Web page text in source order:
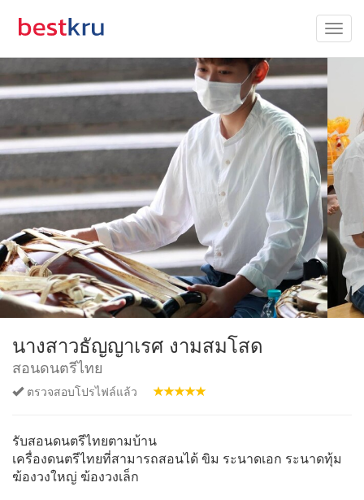
นางสาวธัญญาเรศ งามสมโสด
สอนดนตรีไทย
ตรวจสอบโปรไฟล์แล้ว
รับสอนดนตรีไทยตามบ้าน
เครื่องดนตรีไทยที่สามารถสอนได้ ขิม ระนาดเอก ระนาดทุ้ม
ฆ้องวงใหญ่ ฆ้องวงเล็ก